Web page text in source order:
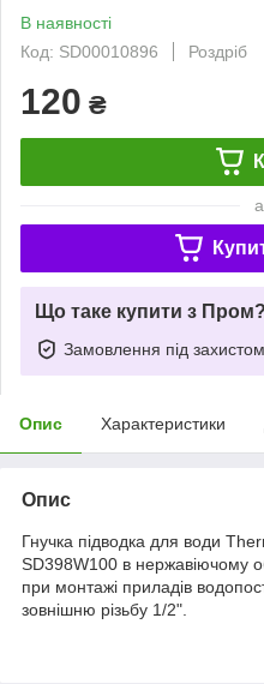
В наявності
Код: SD00010896
Роздріб
120 ₴
Що таке купити з Пром?
Замовлення під захистом
Опис Характеристики
Опис
Гнучка підводка для води
SD398W100 в нержавіючому
при монтажі приладів
зовнішню різьбу 1/2".